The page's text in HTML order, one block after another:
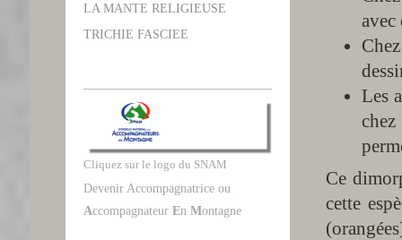
avec
Les
Ce
cette
LA MANTE RELIGIEUSE
TRICHIE FASCIEE
Cliquez sur le logo du SNAM
Devenir Accompagnatrice ou
Accompagnateur En Montagne